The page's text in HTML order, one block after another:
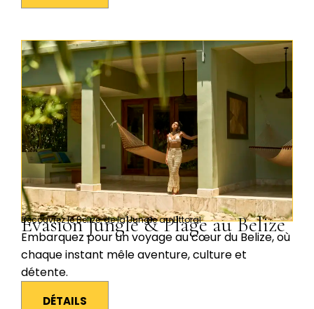
Découvrez le Belize, de la Jungle au Littoral
Évasion Jungle & Plage au Belize
Embarquez pour un voyage au cœur du Belize, où
chaque instant mêle aventure, culture et
détente.
DÉTAILS